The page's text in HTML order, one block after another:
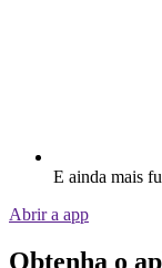
E ainda mais
Abrir a app
Obtenha o